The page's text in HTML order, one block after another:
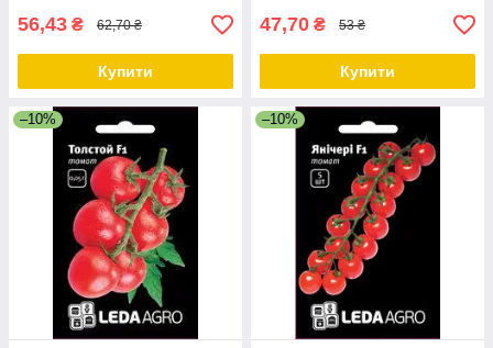
56,43 ₴ 62,70 ₴
Купити
47,70 ₴ 53 ₴
Купити
–10% –10%